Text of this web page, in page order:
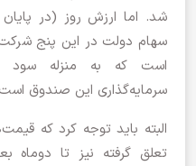
سرمایه‌گذاری این صندوق
البته باید توجه کرد که
تعلق گرفته نیز تا دوماه